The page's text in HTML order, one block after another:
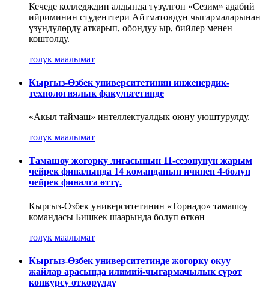
Кечеде колледждин алдында түзүлгөн «Сезим» адабий
ийриминин студенттери Айтматовдун чыгармаларынан
үзүндүлөрдү аткарып, обондуу ыр, бийлер менен
коштолду.
толук маалымат
Кыргыз-Өзбек университетинин инженердик-
технологиялык факультетинде
«Акыл таймаш» интеллектуалдык оюну уюштурулду.
толук маалымат
Тамашоу жогорку лигасынын 11-сезонунун жарым
чейрек финалында 14 команданын ичинен 4-болуп
чейрек финалга өттү.
Кыргыз-Өзбек университетинин «Торнадо» тамашоу
командасы Бишкек шаарында болуп өткөн
толук маалымат
Кыргыз-Өзбек университетинде жогорку окуу
жайлар арасында илимий-чыгармачылык сүрөт
конкурсу өткөрүлдү